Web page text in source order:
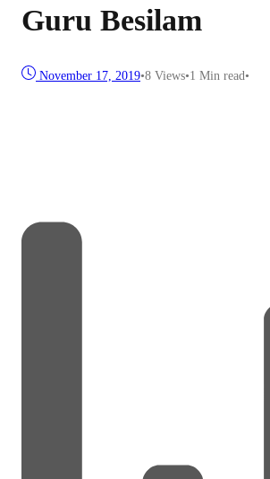
Guru Besilam
November 17, 2019•8 Views•1 Min read•